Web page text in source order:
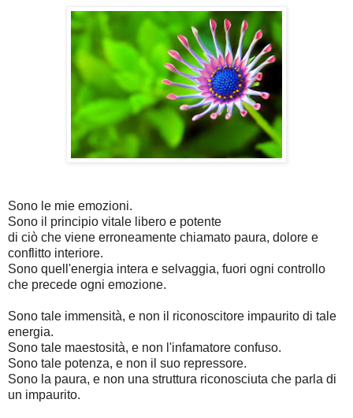
Sono le mie emozioni.
Sono il principio vitale libero e potente
di ciò che viene erroneamente chiamato paura, dolore e
conflitto interiore.
Sono quell'energia intera e selvaggia, fuori ogni controllo
che precede ogni emozione.
Sono tale immensità, e non il riconoscitore impaurito di tale
energia.
Sono tale maestosità, e non l'infamatore confuso.
Sono tale potenza, e non il suo repressore.
Sono la paura, e non una struttura riconosciuta che parla di
un impaurito.